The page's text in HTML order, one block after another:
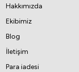
Hakkımızda
Ekibimiz
Blog
İletişim
Para iadesi